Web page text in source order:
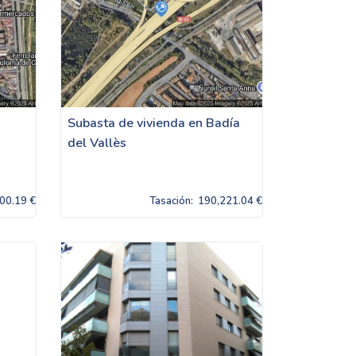
€
Subasta de vivienda en Badía
del Vallès
Tasación: 190,221.04 €